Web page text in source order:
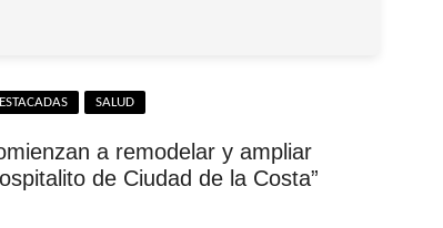
SALUD
a remodelar y ampliar
de Ciudad de la Costa”